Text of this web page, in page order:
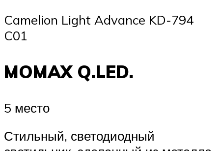
Camelion Light Advance KD-794
C01
MOMAX Q.LED.
5 место
Стильный, светодиодный